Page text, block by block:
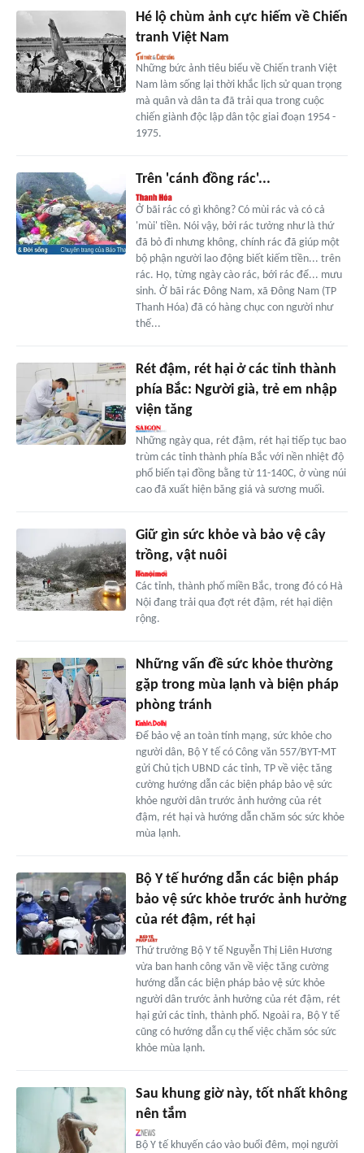
Hé lộ chùm ảnh cực hiếm về Chiến
tranh Việt Nam
Những bức ảnh tiêu biểu về Chiến tranh Việt
Nam làm sống lại thời khắc lịch sử quan trọng
mà quân và dân ta đã trải qua trong cuộc
chiến giành độc lập dân tộc giai đoạn 1954 -
1975.
Trên 'cánh đồng rác'...
Ở bãi rác có gì không? Có mùi rác và có cả
'mùi' tiền. Nói vậy, bởi rác tưởng như là thứ
đã bỏ đi nhưng không, chính rác đã giúp một
bộ phận người lao động biết kiếm tiền... trên
rác. Họ, từng ngày cào rác, bới rác để... mưu
sinh. Ở bãi rác Đông Nam, xã Đông Nam (TP
Thanh Hóa) đã có hàng chục con người như
thế...
Rét đậm, rét hại ở các tỉnh thành
phía Bắc: Người già, trẻ em nhập
viện tăng
Những ngày qua, rét đậm, rét hại tiếp tục bao
trùm các tỉnh thành phía Bắc với nền nhiệt độ
phổ biến tại đồng bằng từ 11-140C, ở vùng núi
cao đã xuất hiện băng giá và sương muối.
Giữ gìn sức khỏe và bảo vệ cây
trồng, vật nuôi
Các tỉnh, thành phố miền Bắc, trong đó có Hà
Nội đang trải qua đợt rét đậm, rét hại diện
rộng.
Những vấn đề sức khỏe thường
gặp trong mùa lạnh và biện pháp
phòng tránh
Để bảo vệ an toàn tính mạng, sức khỏe cho
người dân, Bộ Y tế có Công văn 557/BYT-MT
gửi Chủ tịch UBND các tỉnh, TP về việc tăng
cường hướng dẫn các biện pháp bảo vệ sức
khỏe người dân trước ảnh hưởng của rét
đậm, rét hại và hướng dẫn chăm sóc sức khỏe
mùa lạnh.
Bộ Y tế hướng dẫn các biện pháp
bảo vệ sức khỏe trước ảnh hưởng
của rét đậm, rét hại
Thứ trưởng Bộ Y tế Nguyễn Thị Liên Hương
vừa ban hanh công văn về việc tăng cường
hướng dẫn các biện pháp bảo vệ sức khỏe
người dân trước ảnh hưởng của rét đậm, rét
hại gửi các tỉnh, thành phố. Ngoài ra, Bộ Y tế
cũng có hướng dẫn cụ thể việc chăm sóc sức
khỏe mùa lạnh.
Sau khung giờ này, tốt nhất không
nên tắm
Bộ Y tế khuyến cáo vào buổi đêm, mọi người